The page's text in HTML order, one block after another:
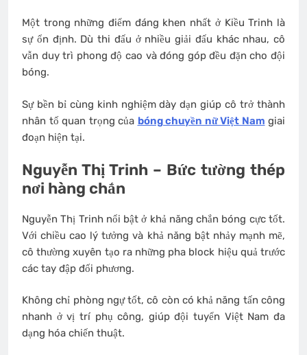
Một trong những điểm đáng khen nhất ở Kiều Trinh là
sự ổn định. Dù thi đấu ở nhiều giải đấu khác nhau, cô
vẫn duy trì phong độ cao và đóng góp đều đặn cho đội
bóng.
Sự bền bỉ cùng kinh nghiệm dày dạn giúp cô trở thành
nhân tố quan trọng của bóng chuyền nữ Việt Nam giai
đoạn hiện tại.
Nguyễn Thị Trinh – Bức tường thép
nơi hàng chắn
Nguyễn Thị Trinh nổi bật ở khả năng chắn bóng cực tốt.
Với chiều cao lý tưởng và khả năng bật nhảy mạnh mẽ,
cô thường xuyên tạo ra những pha block hiệu quả trước
các tay đập đối phương.
Không chỉ phòng ngự tốt, cô còn có khả năng tấn công
nhanh ở vị trí phụ công, giúp đội tuyển Việt Nam đa
dạng hóa chiến thuật.